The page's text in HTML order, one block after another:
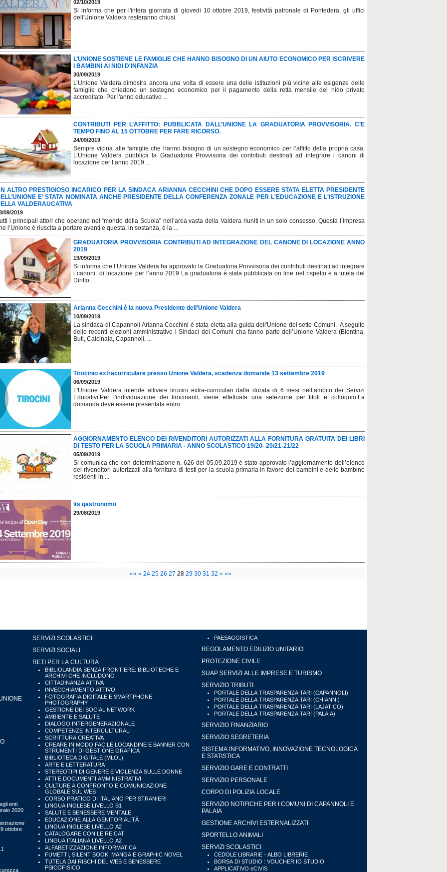
02/10/2019
Si informa che per l'intera giornata di giovedi 10 ottobre 2019, festività patronale di Pontedera, gli uffici
dell'Unione Valdera resteranno chiusi.
L’UNIONE SOSTIENE LE FAMIGLIE CHE HANNO BISOGNO DI UN AIUTO ECONOMICO PER ISCRIVERE
I BAMBINI AI NIDI D'INFANZIA
30/09/2019
L’Unione Valdera dimostra ancora una volta di essere una delle istituzioni più vicine alle esigenze delle
famiglie che chiedono un sostegno economico per il pagamento della retta mensile del nido privato
accreditato. Per l'anno educativo ...
CONTRIBUTI PER L’AFFITTO: PUBBLICATA DALL’UNIONE LA GRADUATORIA PROVVISORIA. C’E
TEMPO FINO AL 15 OTTOBRE PER FARE RICORSO.
24/09/2019
Sempre vicina alle famiglie che hanno bisogno di un sostegno economico per l’affitto della propria casa.
L’Unione Valdera pubblica la Graduatoria Provvisoria dei contributi destinati ad integrare i canoni di
locazione per l’anno 2019 ...
ALTRO PRESTIGIOSO INCARICO PER LA SINDACA ARIANNA CECCHINI CHE DOPO ESSERE STATA ELETTA PRESIDENTE
E’ STATA NOMINATA ANCHE PRESIDENTE DELLA CONFERENZA ZONALE PER L'EDUCAZIONE E L'ISTRUZIONE
VALDERAUCATIVA
09/2019
i principali attori che operano nel “mondo della Scuola” nell’area vasta della Valdera riuniti in un solo consesso. Questa l’impresa
l’Unione è riuscita a portare avanti e questa, in sostanza, è la ...
GRADUATORIA PROVVISORIA CONTRIBUTI AD INTEGRAZIONE DEL CANONE DI LOCAZIONE ANNO
2019
19/09/2019
Si informa che l’Unione Valdera ha approvato la Graduatoria Provvisoria dei contributi destinati ad integrare
i canoni di locazione per l’anno 2019 La graduatoria è stata pubblicata on line nel rispetto e a tutela del
Diritto ...
Arianna Cecchini è la nuova Presidente dell'Unione Valdera
10/09/2019
La sindaca di Capannoli Arianna Cecchini è stata eletta alla guida dell'Unione dei sette Comuni. A seguito
delle recenti elezioni amministrative i Sindaci dei Comuni cha fanno parte dell’Unione Valdera (Bientina,
Buti, Calcinaia, Capannoli, ...
Tirocinio extracurriculare presso Unione Valdera, scadenza domande 13 settembre 2019
06/09/2019
L'Unione Valdera intende attivare tirocini extra-curriculari dalla durata di 6 mesi nell’ambito dei Servizi
Educativi.Per l'individuazione dei tirocinanti, viene effettuata una selezione per titoli e colloquio.La
domanda deve essere presentata entro ...
AGGIORNAMENTO ELENCO DEI RIVENDITORI AUTORIZZATI ALLA FORNITURA GRATUITA DEI LIBRI
DI TESTO PER LA SCUOLA PRIMARIA - ANNO SCOLASTICO 19/20- 20/21-21/22
05/09/2019
Si comunica che con determinazione n. 626 del 05.09.2019 è stato approvato l’aggiornamento dell’elenco
dei rivenditori autorizzati alla fornitura di testi per la scuola primaria in favore dei bambini e delle bambine
residenti in ...
its gastronomo
29/08/2019
«« « 24 25 26 27 28 29 30 31 32 » »»
enti
2020
ottobre
SERVIZI SCOLASTICI
SERVIZI SOCIALI
RETI PER LA CULTURA
BIBLIOLANDIA SENZA FRONTIERE: BIBLIOTECHE E
ARCHIVI CHE INCLUDONO
CITTADINANZA ATTIVA
INVECCHIAMENTO ATTIVO
FOTOGRAFIA DIGITALE E SMARTPHONE
PHOTOGRAPHY
GESTIONE DEI SOCIAL NETWORK
AMBIENTE E SALUTE
DIALOGO INTERGENERAZIONALE
COMPETENZE INTERCULTURALI
SCRITTURA CREATIVA
CREARE IN MODO FACILE LOCANDINE E BANNER CON
STRUMENTI DI GESTIONE GRAFICA
BIBLIOTECA DIGITALE (MLOL)
ARTE E LETTERATURA
STEREOTIPI DI GENERE E VIOLENZA SULLE DONNE
ATTI E DOCUMENTI AMMINISTRATIVI
CULTURE A CONFRONTO E COMUNICAZIONE
GLOBALE SUL WEB
CORSO PRATICO DI ITALIANO PER STRANIERI
LINGUA INGLESE LIVELLO B1
SALUTE E BENESSERE MENTALE
EDUCAZIONE ALLA GENITORIALITÀ
LINGUA INGLESE LIVELLO A2
CATALOGARE CON LE REICAT
LINGUA ITALIANA LIVELLO A2
ALFABETIZZAZIONE INFORMATICA
FUMETTI, SILENT BOOK, MANGA E GRAPHIC NOVEL
TUTELA DAI RISCHI DEL WEB E BENESSERE
PSICOFISICO
PAESAGGISTICA
REGOLAMENTO EDILIZIO UNITARIO
PROTEZIONE CIVILE
SUAP SERVIZI ALLE IMPRESE E TURISMO
SERVIZIO TRIBUTI
PORTALE DELLA TRASPARENZA TARI (CAPANNOLI)
PORTALE DELLA TRASPARENZA TARI (CHIANNI)
PORTALE DELLA TRASPARENZA TARI (LAJATICO)
PORTALE DELLA TRASPARENZA TARI (PALAIA)
SERVIZIO FINANZIARIO
SERVIZIO SEGRETERIA
SISTEMA INFORMATIVO, INNOVAZIONE TECNOLOGICA
E STATISTICA
SERVIZIO GARE E CONTRATTI
SERVIZIO PERSONALE
CORPO DI POLIZIA LOCALE
SERVIZIO NOTIFICHE PER I COMUNI DI CAPANNOLI E
PALAIA
GESTIONE ARCHIVI ESTERNALIZZATI
SPORTELLO ANIMALI
SERVIZI SCOLASTICI
CEDOLE LIBRARIE - ALBO LIBRERIE
BORSA DI STUDIO : VOUCHER IO STUDIO
APPLICATIVO eCIVIS